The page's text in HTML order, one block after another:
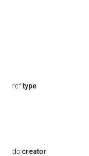
rdf:type
dc:creator